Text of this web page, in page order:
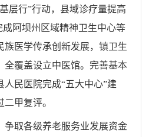
层行”行动，县域诊疗量提高
成阿坝州区域精神卫生中心等
族医学传承创新发展，镇卫生
全覆盖设立中医馆。完善基本
民医院完成“五大中心”建
甲复评。
争取各级养老服务业发展资金